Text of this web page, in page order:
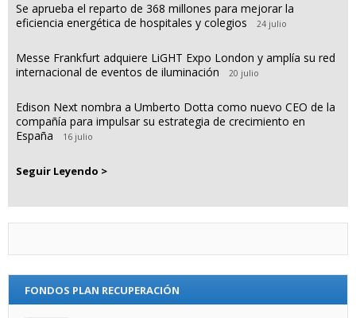
Se aprueba el reparto de 368 millones para mejorar la
eficiencia energética de hospitales y colegios
24 julio
Messe Frankfurt adquiere LiGHT Expo London y amplía su red
internacional de eventos de iluminación
20 julio
Edison Next nombra a Umberto Dotta como nuevo CEO de la
compañía para impulsar su estrategia de crecimiento en
España
16 julio
Seguir Leyendo >
FONDOS PLAN RECUPERACIÓN